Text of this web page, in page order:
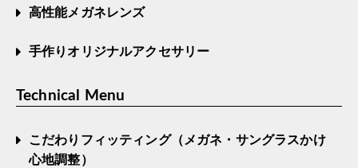
高性能メガネレンズ
手作りオリジナルアクセサリー
Technical Menu
こだわりフィッティング（メガネ・サングラスかけ
心地調整）